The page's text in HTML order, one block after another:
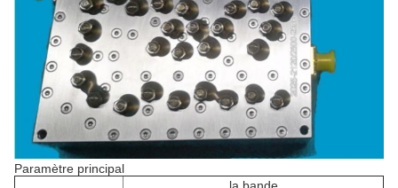
Paramètre principal